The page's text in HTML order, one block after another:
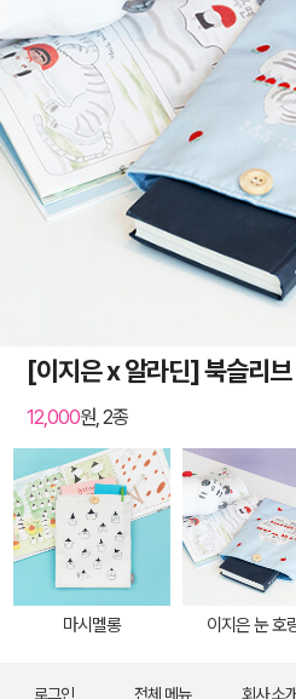
[이지은 x 알라딘] 북슬리브
12,000원, 2종
마시멜롱 이지은 눈 호
로그인 전체 메뉴 회사 소개